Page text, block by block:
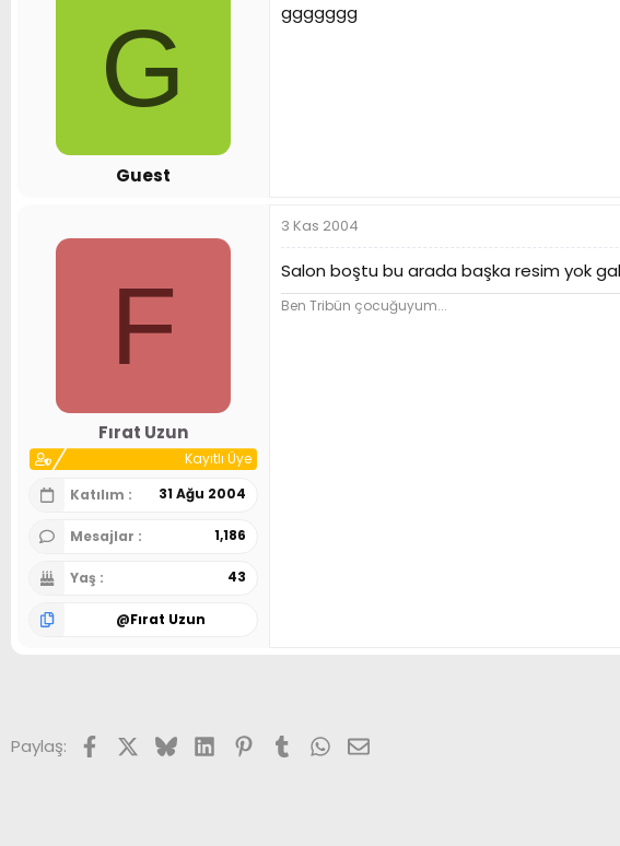
G
Guest
ggggggg
F
Fırat Uzun
Kayıtlı Üye
Katılım
31 Ağu 2004
Mesajlar 1,186
Yaş 43
@Fırat Uzun
3 Kas 2004
Salon boştu bu arada başka resim yok
Ben Tribün çocuğuyum...
Paylaş: FacebookX (Twitter)
BlueskyLinkedInPinterest
Tumblr WhatsApp
E-posta